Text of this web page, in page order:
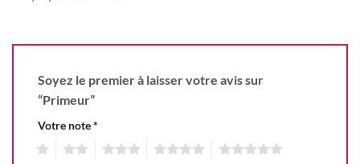
Soyez le premier à laisser votre avis sur
“Primeur”
Votre note*